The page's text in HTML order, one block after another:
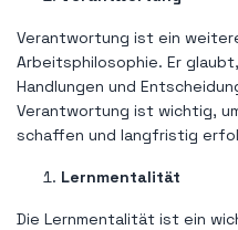
Verantwortung ist ein
Arbeitsphilosophie. Er
Handlungen und
Verantwortung ist wichtig,
schaffen und langfristig
Lernmentalität
Die Lernmentalität ist ein